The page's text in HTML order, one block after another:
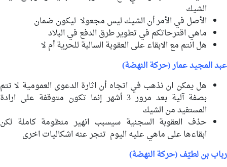
الشيك
الأصل في الأمر أن الشيك ليس مجعولا ليكون ضمان
ماهي اقترحاتكم في تطوير طرق الدفع في البلاد
هل انتم مع الابقاء على العقوبة السالبة للحرية أم لا
عبد المجيد عمار (حركة النهضة)
هل يمكن ان نذهب في اتجاه أن اثارة الدعوى العمومية لا تتم
بصفة آلية بعد مرور 3 أشهر إنما تكون متوقفة على ارادة
المستفيد من الشيك
حذف العقوبة السجنية سيسبب انهير منظومة كاملة لكن
ابقاءها على ماهي عليه اليوم تنجر عنه اشكاليات اخرى
رباب بن لطيّف (حركة النهضة)